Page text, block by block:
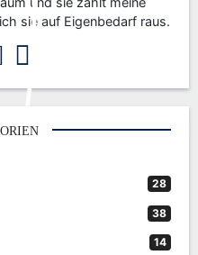
sie auf Eigenbedarf raus.
28
38
14